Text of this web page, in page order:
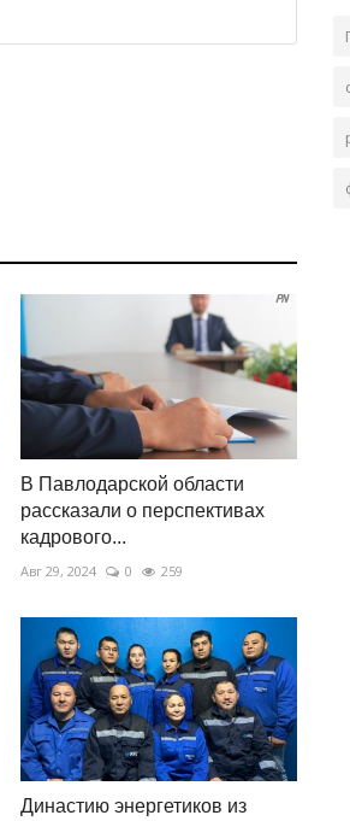
В Павлодарской области
рассказали о перспективах
кадрового...
Авг 29, 2024 0 259
Династию энергетиков из